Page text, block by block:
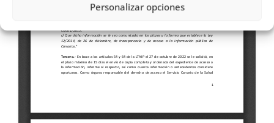
Personalizar opciones